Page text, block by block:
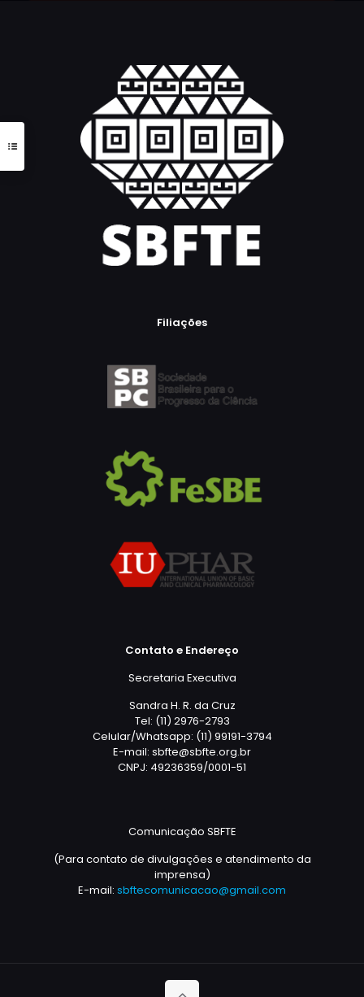
Filiações
Contato e Endereço
Secretaria Executiva
Sandra H. R. da Cruz
Tel: (11) 2976-2793
Celular/Whatsapp: (11) 99191-3794
E-mail: sbfte@sbfte.org.br
CNPJ: 49236359/0001-51
Comunicação SBFTE
(Para contato de divulgações e atendimento da
imprensa)
E-mail: sbftecomunicacao@gmail.com